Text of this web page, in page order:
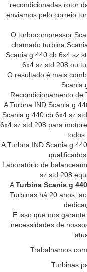
recondicionadas rotor
enviamos pelo correio
O turbocompressor
chamado turbina
Scania g 440 cb 6x4 sz
6x4 sz std 208 ou
O resultado é mais
Scania
Recondicionamento de
A Turbna IND Scania g
Scania g 440 cb 6x4 sz
6x4 sz std 208 para
todos
A Turbna IND Scania g
Laboratório de
sz std 208
ATurbina Scania g
Turbinas há 20 anos,
É isso que nos
necessidades de
Trabalhamos
Turbinas